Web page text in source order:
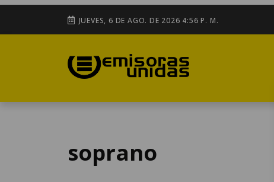
JUEVES, 6 DE AGO. DE 2026 4:56 P. M.
soprano